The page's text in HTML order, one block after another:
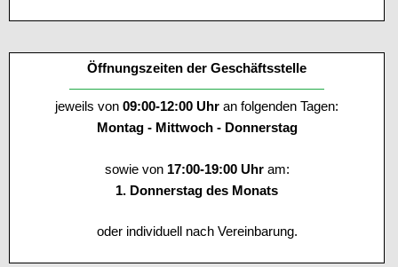
Öffnungszeiten der Geschäftsstelle
jeweils von 09:00-12:00 Uhr an folgenden Tagen:
Montag - Mittwoch - Donnerstag
sowie von 17:00-19:00 Uhram:
1. Donnerstag des Monats
oder individuell nach Vereinbarung.